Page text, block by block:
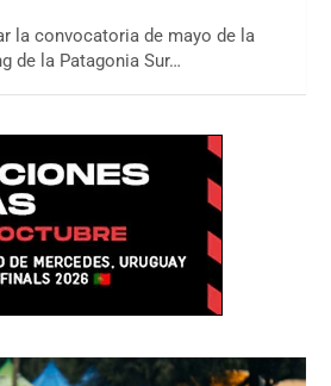
la convocatoria de mayo de la
de la Patagonia Sur…